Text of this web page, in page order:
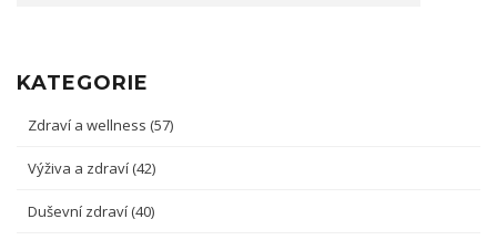
KATEGORIE
Zdraví a wellness (57)
Výživa a zdraví (42)
Duševní zdraví (40)